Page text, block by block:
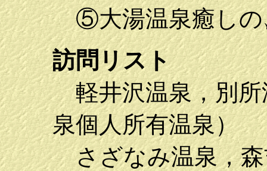
⑤大湯温泉癒し
訪問リスト
軽井沢温泉，別所
泉個人所有温泉）
さざなみ温泉，森